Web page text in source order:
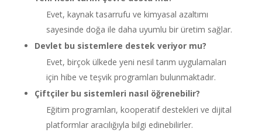
Evet, kaynak tasarrufu ve kimyasal azaltımı
sayesinde doğa ile daha uyumlu bir üretim sağlar.
Devlet bu sistemlere destek veriyor mu?
Evet, birçok ülkede yeni nesil tarım uygulamaları
için hibe ve teşvik programları bulunmaktadır.
Çiftçiler bu sistemleri nasıl öğrenebilir?
Eğitim programları, kooperatif destekleri ve dijital
platformlar aracılığıyla bilgi edinebilirler.